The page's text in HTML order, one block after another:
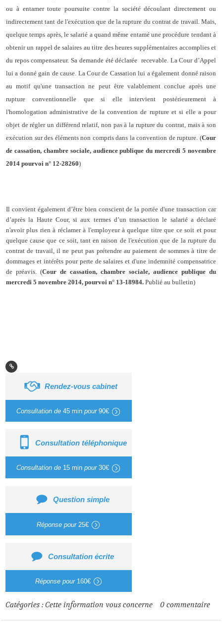
ou à entamer toute poursuite contre la société découlant directement ou
indirectement tant de l'exécution que de la rupture du contrat de travail. Mais,
quelque temps après, le salarié a quand même entamé une procédure tendant à
obtenir un rappel de salaires au titre des heures supplémentaires accomplies et
du repos compensateur. Sa demande été déclarée recevable. La Cour d’Appel
lui a donné gain de cause. La Cour de Cassation lui a également donné raison
au motif qu'unetransaction ne peut être valablement conclue après une
rupture conventionnelle que si elle intervient postérieurement à
l'homologation administrative de la convention de rupture et si elle a pour
objet de régler un différend relatif, non pas à la rupture du contrat, mais à son
exécution sur des éléments non compris dans la convention de rupture. (Cour
de cassation, chambre sociale, audience publique du mercredi 5 novembre
2014 pourvoi n° 12-28260)
Il convient également d’être bien conscient de la portée d'une transaction car
d’après la Haute Cour, si aux termes d’un transaction le salarié a déclaré
n'avoir plus rien à réclamer à l'employeur à quelque titre que ce soit et pour
quelque cause que ce soit, tant en raison de l'exécution que de la rupture du
contrat de travail, il ne peut pas prétendre au paiement de sommes à titre de
dommages et intérêts pour perte de salaires et d'une indemnité compensatrice
de préavis. (Cour de cassation, chambre sociale, audience publique du
mercredi 5 novembre 2014, pourvoi n° 13-18984. Publié au bulletin)
Rendez-vous cabinet
Consultation de45 min pour90€
Consultation téléphonique
Consultation de 15 min pour30€
Question simple
Réponse pour 25€
Consultation écrite
Réponse pour 160€
Catégories :Cette information vous concerne 0 commentaire